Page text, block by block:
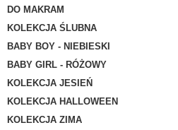
DO MAKRAM
KOLEKCJA ŚLUBNA
BABY BOY - NIEBIESKI
BABY GIRL - RÓŻOWY
KOLEKCJA JESIEŃ
KOLEKCJA HALLOWEEN
KOLEKCJA ZIMA